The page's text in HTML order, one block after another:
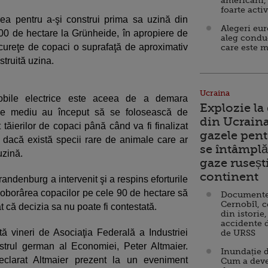
pentru a-şi construi prima sa uzină din
de hectare la Grünheide, în apropiere de
de copaci o suprafaţă de aproximativ
uzina.
electrice este aceea de a demara
mediu au început să se folosească de
de copaci până când va fi finalizat
există specii rare de animale care ar
a intervenit şi a respins eforturile
copacilor pe cele 90 de hectare să
că decizia sa nu poate fi contestată.
vineri de Asociaţia Federală a Industriei
german al Economiei, Peter Altmaier.
Altmaier prezent la un eveniment
foarte
Alegeri
aleg
care este
Ucraina
Explozie
din
gazele
se
gaze
continent
Cernobîl,
din istorie,
accidente
de URSS
Inundație
Cum a